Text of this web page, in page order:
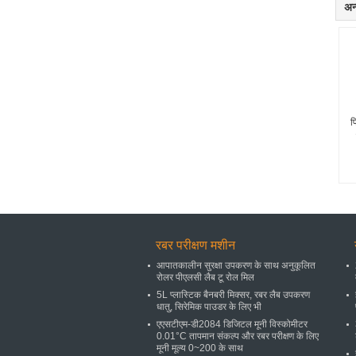
रबर परीक्षण मशीन
आपातकालीन सुरक्षा उपकरण के साथ अनुकूलित
रोलर पीएलसी लैब टू रोल मिल
5L प्लास्टिक बैनबरी मिक्सर, रबर लैब उपकरण
धातु, सिरेमिक पाउडर के लिए भी
एएसटीएम-डी2084 डिजिटल मूनी विस्कोमीटर
0.01°C तापमान संकल्प और रबर परीक्षण के लिए
मूनी मूल्य 0~200 के साथ